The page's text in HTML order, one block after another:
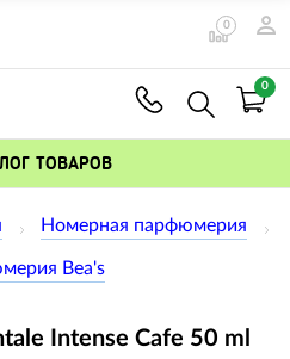
0
0
ТОВАРОВ
Номерная парфюмерия
Bea's
Intense Cafe 50 ml